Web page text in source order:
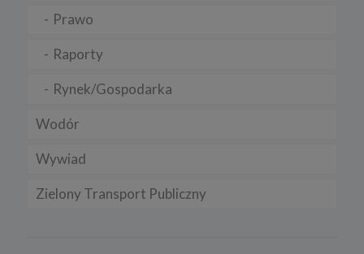
Prawo
Raporty
Rynek/Gospodarka
Wodór
Wywiad
Zielony Transport Publiczny